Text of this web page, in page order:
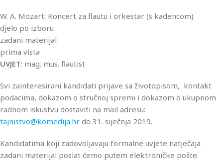
W. A. Mozart: Koncert za flautu i orkestar (s kadencom)
djelo po izboru
zadani materijal
prima vista
UVJET: mag. mus. flautist
Svi zainteresirani kandidati prijave sa životopisom, kontakt
podacima, dokazom o stručnoj spremi i dokazom o ukupnom
radnom iskustvu dostaviti na mail adresu:
tajnistvo@komedija.hr do 31. siječnja 2019.
Kandidatima koji zadovoljavaju formalne uvjete natječaja
zadani materijal poslat ćemo putem elektroničke pošte.